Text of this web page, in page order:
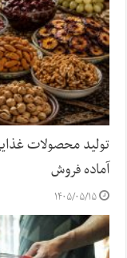
تولید محصولات
آماده فروش
۱۴۰۵/۰۵/۱۵